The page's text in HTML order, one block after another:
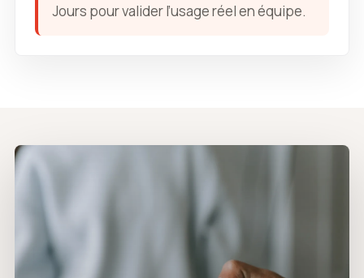
Jours pour valider l’usage réel en équipe.